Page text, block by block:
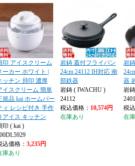
印 アイスクリーム
ーカー ホワイト |
ッチン 貝印 濃厚
イスクリーム 簡単
規品 kai ホームパー
ィ レシピ付き 手作
アイス キッチン
印 ( kai )
込価格： 3,235円
庫あり
岩鋳 蓋付フライパン
24cm 24112 IH対応 南
部鉄器
岩鋳 ( IWACHU )
24112
税込価格： 10,574円
在庫あり
岩
器
岩
税
在